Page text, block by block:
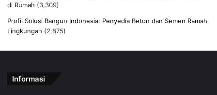
di Rumah (3,309)
Profil Solusi Bangun Indonesia: Penyedia Beton dan Semen Ramah
Lingkungan (2,875)
Informasi